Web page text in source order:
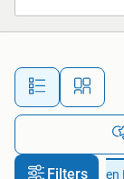
Filters
Kinderen en